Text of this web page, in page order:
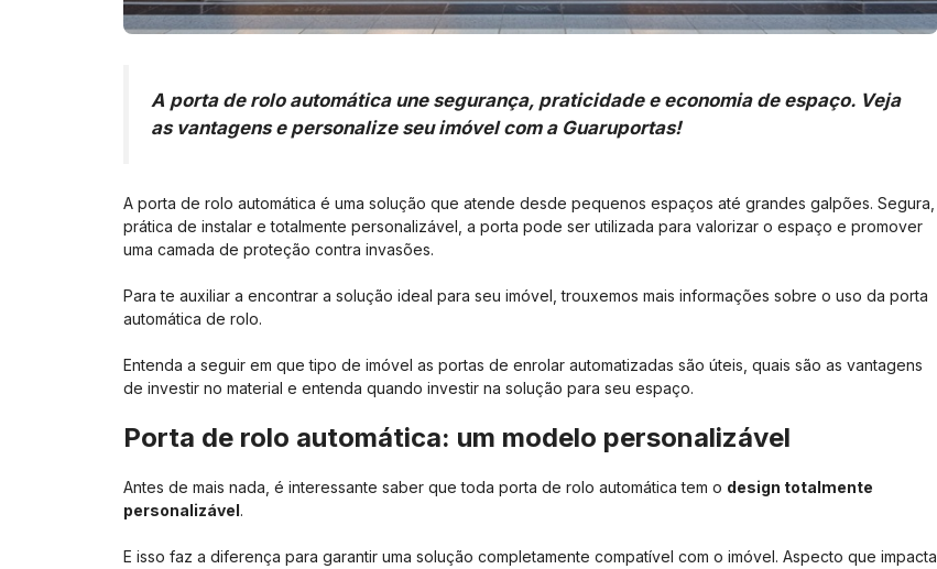
A porta de rolo automática une segurança, praticidade e economia de espaço. Veja
as vantagens e personalize seu imóvel com a Guaruportas!
A porta de rolo automática é uma solução que atende desde pequenos espaços até grandes galpões. Segura,
prática de instalar e totalmente personalizável, a porta pode ser utilizada para valorizar o espaço e promover
uma camada de proteção contra invasões.
Para te auxiliar a encontrar a solução ideal para seu imóvel, trouxemos mais informações sobre o uso da porta
automática de rolo.
Entenda a seguir em que tipo de imóvel as portas de enrolar automatizadas são úteis, quais são as vantagens
de investir no material e entenda quando investir na solução para seu espaço.
Porta de rolo automática: um modelo personalizável
Antes de mais nada, é interessante saber que toda porta de rolo automática tem o design totalmente
personalizável.
E isso faz a diferença para garantir uma solução completamente compatível com o imóvel. Aspecto que impacta